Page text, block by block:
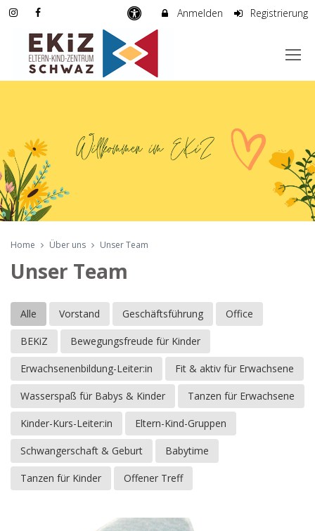
Anmelden Registrierung
Home Über uns Unser Team
Unser Team
Alle Vorstand Geschäftsführung Office
BEKiZ Bewegungsfreude für Kinder
Erwachsenenbildung-Leiter:in Fit & aktiv für Erwachsene
Wasserspaß für Babys & Kinder Tanzen für Erwachsene
Kinder-Kurs-Leiter:in Eltern-Kind-Gruppen
Schwangerschaft & Geburt Babytime
Tanzen für Kinder Offener Treff